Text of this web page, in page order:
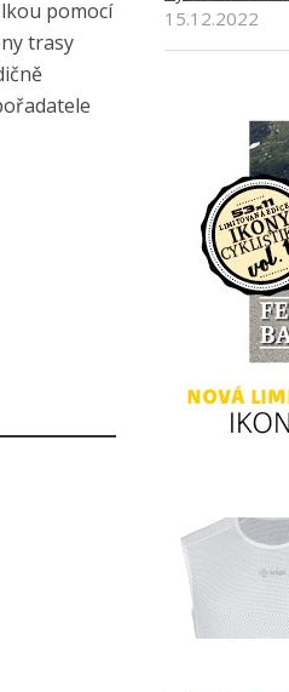
pomocí
trasy
15.12.2022